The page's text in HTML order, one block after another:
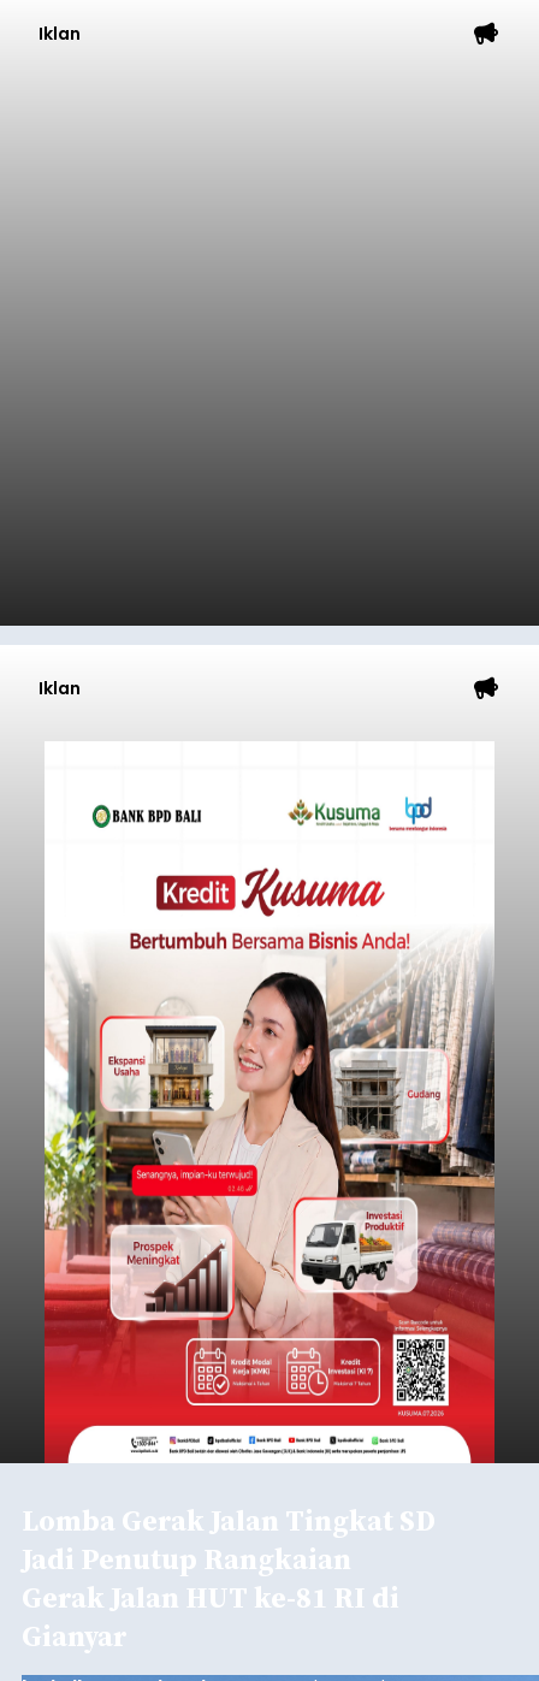
Iklan
Iklan
Lomba Gerak Jalan Tingkat SD
Jadi Penutup Rangkaian
Gerak Jalan HUT ke-81 RI di
Gianyar